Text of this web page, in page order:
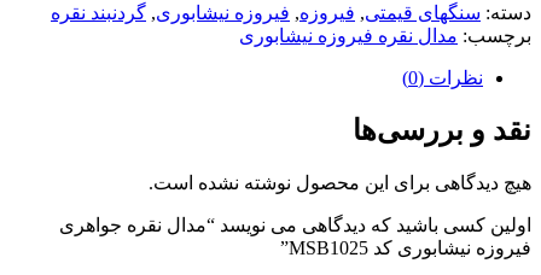
دسته: سنگهای قیمتی, فیروزه, فیروزه نیشابوری, گردنبند نقره
برچسب: مدال نقره فیروزه نیشابوری
نظرات (0)
نقد و بررسی‌ها
هیچ دیدگاهی برای این محصول نوشته نشده است.
اولین کسی باشید که دیدگاهی می نویسد “مدال نقره جواهری
فیروزه نیشابوری کد MSB1025”